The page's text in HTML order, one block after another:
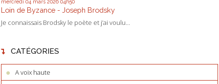
mercredi 04 mars 2026 04h50
Loin de Byzance - Joseph Brodsky
Je connaissais Brodsky le poète et j’ai voulu...
CATÉGORIES
A voix haute